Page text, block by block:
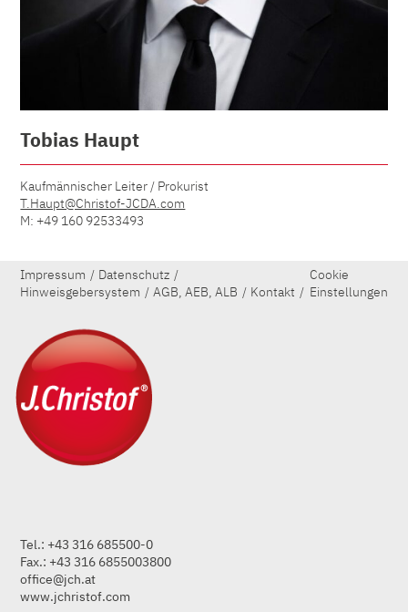
Tobias Haupt
Kaufmännischer Leiter / Prokurist
T.Haupt@Christof-JCDA.com
M: +49 160 92533493
Tel.: +43 316 685500-0
Fax.: +43 316 6855003800
office@jch.at
www.jchristof.com
Impressum
Datenschutz
Hinweisgebersystem
AGB, AEB, ALB Kontakt
Cookie
Einstellungen